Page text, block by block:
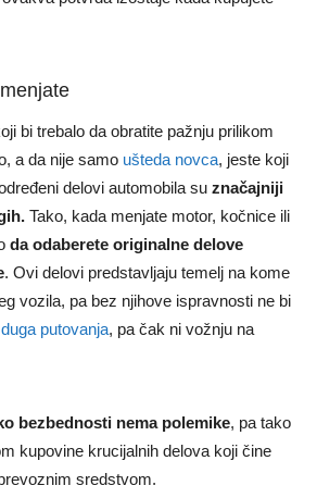
bi trebalo da obratite pažnju prilikom
a da nije samo ušteda novca, jeste koji
delovi automobila su značajniji
Tako, kada menjate motor, kočnice ili
da odaberete originalne delove
. Ovi delovi predstavljaju temelj na kome
vozila, pa bez njihove ispravnosti ne bi
putovanja, pa čak ni vožnju na
bezbednosti nema polemike, pa tako
kupovine krucijalnih delova koji čine
sredstvom.